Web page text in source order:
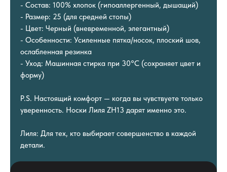
- Состав: 100% хлопок (гипоаллергенный, дышащий)
- Размер: 25 (для средней стопы)
- Цвет: Черный (вневременной, элегантный)
- Особенности: Усиленные пятка/носок, плоский шов,
ослабленная резинка
- Уход: Машинная стирка при 30°C (сохраняет цвет и
форму)
P.S. Настоящий комфорт — когда вы чувствуете только
уверенность. Носки Лиля ZH13 дарят именно это.
Лиля: Для тех, кто выбирает совершенство в каждой
детали.